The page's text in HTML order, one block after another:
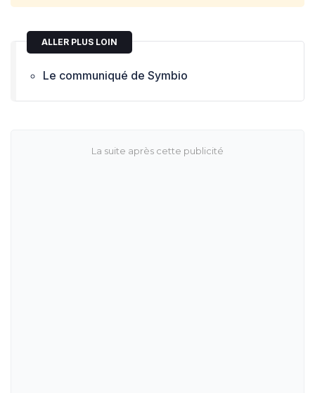
ALLER PLUS LOIN
Le communiqué de Symbio